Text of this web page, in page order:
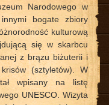
Narodowego w
bogate zbiory
kulturową
się w skarbcu
z brązu biżuterii i
(sztyletów). W
wpisany na listę
UNESCO. Wizyta